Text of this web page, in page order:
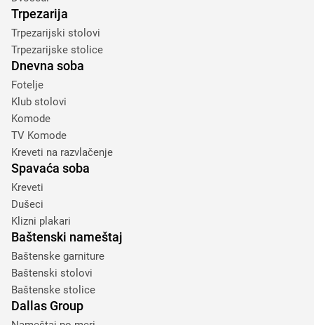
Trpezarija
Trpezarijski stolovi
Trpezarijske stolice
Dnevna soba
Fotelje
Klub stolovi
Komode
TV Komode
Kreveti na razvlačenje
Spavaća soba
Kreveti
Dušeci
Klizni plakari
Baštenski nameštaj
Baštenske garniture
Baštenski stolovi
Baštenske stolice
Dallas Group